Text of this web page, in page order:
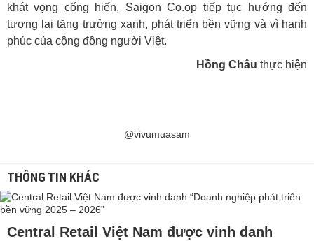
khát vọng cống hiến, Saigon Co.op tiếp tục hướng đến
tương lai tăng trưởng xanh, phát triển bền vững và vì hạnh
phúc của cộng đồng người Việt.
Hồng Châu thực hiện
@vivumuasam
THÔNG TIN KHÁC
Central Retail Việt Nam được vinh danh